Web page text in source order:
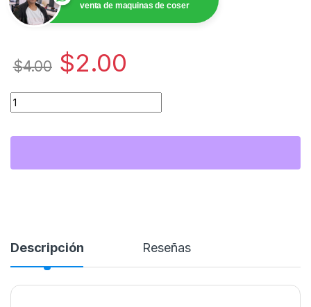
venta de maquinas de coser
$4.00 $2.00
Cantidad Caucho de Cárter Esquinero para Máquina de
Descripción Reseñas